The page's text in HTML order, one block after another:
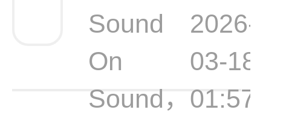
Sound
On
Sound，
2026-
03-18